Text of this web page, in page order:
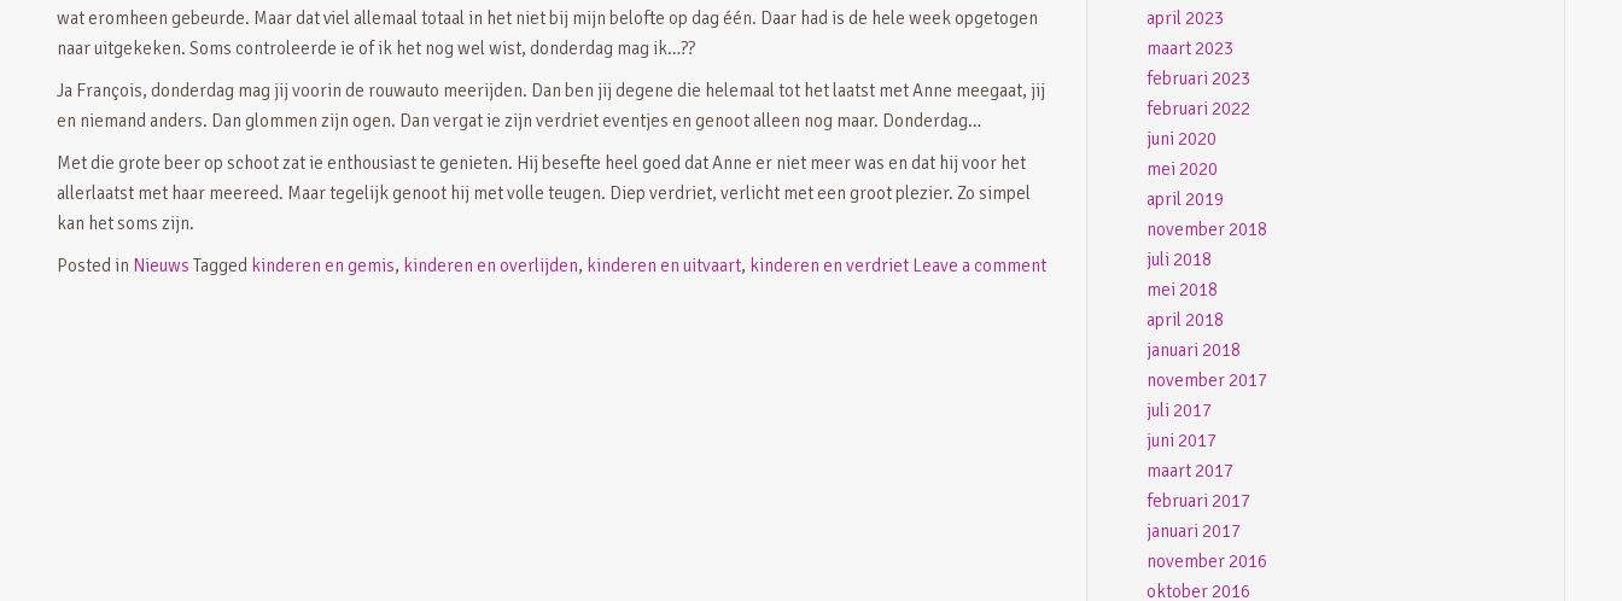
wat eromheen gebeurde. Maar dat viel allemaal totaal in het niet bij mijn belofte op dag één. Daar had is de hele week opgetogen
naar uitgekeken. Soms controleerde ie of ik het nog wel wist, donderdag mag ik…??
Ja François, donderdag mag jij voorin de rouwauto meerijden. Dan ben jij degene die helemaal tot het laatst met Anne meegaat, jij
en niemand anders. Dan glommen zijn ogen. Dan vergat ie zijn verdriet eventjes en genoot alleen nog maar. Donderdag…
Met die grote beer op schoot zat ie enthousiast te genieten. Hij besefte heel goed dat Anne er niet meer was en dat hij voor het
allerlaatst met haar meereed. Maar tegelijk genoot hij met volle teugen. Diep verdriet, verlicht met een groot plezier. Zo simpel
kan het soms zijn.
Posted in Nieuws Tagged kinderen en gemis, kinderen en overlijden, kinderen en uitvaart, kinderen en verdriet Leave a comment
april 2023
maart 2023
februari 2023
februari 2022
juni 2020
mei 2020
april 2019
november 2018
juli 2018
mei 2018
april 2018
januari 2018
november 2017
juli 2017
juni 2017
maart 2017
februari 2017
januari 2017
november 2016
oktober 2016